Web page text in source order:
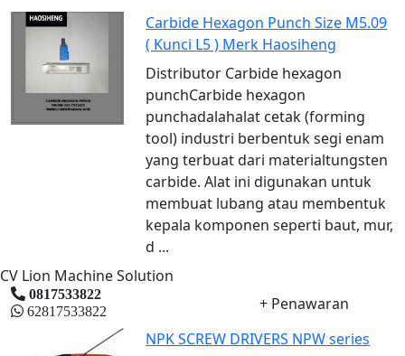
Carbide Hexagon Punch Size M5.09
( Kunci L5 ) Merk Haosiheng
Distributor Carbide hexagon
punchCarbide hexagon
punchadalahalat cetak (forming
tool) industri berbentuk segi enam
yang terbuat dari materialtungsten
carbide. Alat ini digunakan untuk
membuat lubang atau membentuk
kepala komponen seperti baut, mur,
d ...
CV Lion Machine Solution
0817533822
62817533822
+ Penawaran
NPK SCREW DRIVERS NPW series